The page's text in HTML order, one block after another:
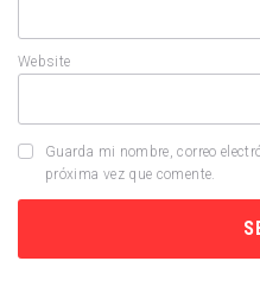
Website
Guarda mi nombre, correo
próxima vez que comente.